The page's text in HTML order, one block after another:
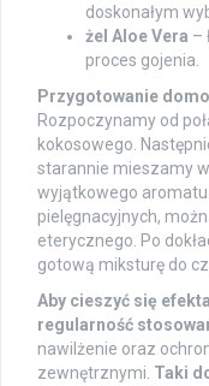
doskonałym
żel Aloe Vera –
proces gojenia.
Przygotowanie
Rozpoczynamy od
kokosowego.
starannie mieszamy
wyjątkowego
pielęgnacyjnych,
eterycznego. Po
gotową miksturę do
Aby cieszyć się
regularność
nawilżenie oraz
zewnętrznymi. Taki